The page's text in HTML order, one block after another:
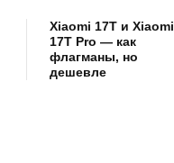
Xiaomi 17T и Xiaomi
17T Pro — как
флагманы, но
дешевле